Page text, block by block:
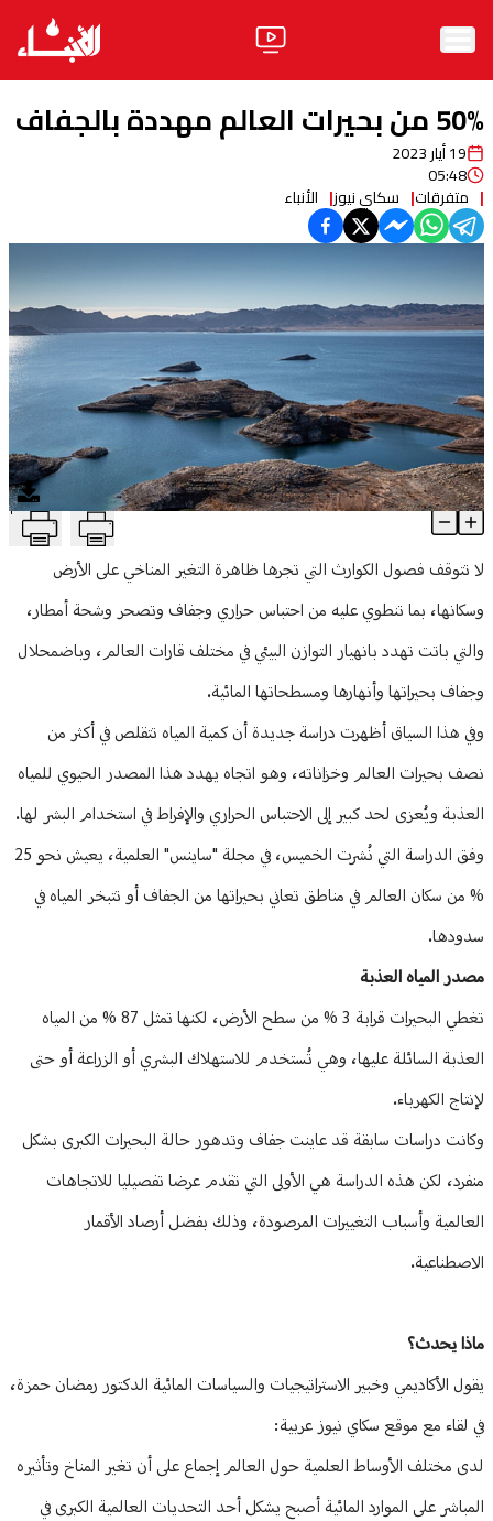
الأخبار
ثقافة ومجتمع
منوعات
آراء
فيديو
مواقف
وليد جنبلاطالحزب
ابحث
50% من بحيرات العالم مهددة بالجفاف
19 أيار 2023
05:48
متفرقات سكاي نيوز الأنباء
50% من بحيرات العالم مهددة بالجفاف T
Article Content
لا تتوقف فصول الكوارث التي تجرها ظاهرة التغير المناخي على الأرض
وسكانها، بما تنطوي عليه من احتباس حراري وجفاف وتصحر وشحة أمطار،
والتي باتت تهدد بانهيار التوازن البيئي في مختلف قارات العالم، وباضمحلال
وجفاف بحيراتها وأنهارها ومسطحاتها المائية.
وفي هذا السياق أظهرت دراسة جديدة أن كمية المياه تتقلص في أكثر من
نصف بحيرات العالم وخزاناته، وهو اتجاه يهدد هذا المصدر الحيوي للمياه
العذبة ويُعزى لحد كبير إلى الاحتباس الحراري والإفراط في استخدام البشر لها.
وفق الدراسة التي نُشرت الخميس، في مجلة "ساينس" العلمية، يعيش نحو 25
% من سكان العالم في مناطق تعاني بحيراتها من الجفاف أو تتبخر المياه في
سدودها.
مصدر المياه العذبة
تغطي البحيرات قرابة 3 % من سطح الأرض، لكنها تمثل 87 % من المياه
العذبة السائلة عليها، وهي تُستخدم للاستهلاك البشري أو الزراعة أو حتى
لإنتاج الكهرباء.
وكانت دراسات سابقة قد عاينت جفاف وتدهور حالة البحيرات الكبرى بشكل
منفرد، لكن هذه الدراسة هي الأولى التي تقدم عرضا تفصيليا للاتجاهات
العالمية وأسباب التغييرات المرصودة، وذلك بفضل أرصاد الأقمار
الاصطناعية.
ماذا يحدث؟
يقول الأكاديمي وخبير الاستراتيجيات والسياسات المائية الدكتور رمضان حمزة،
في لقاء مع موقع سكاي نيوز عربية:
لدى مختلف الأوساط العلمية حول العالم إجماع على أن تغير المناخ وتأثيره
المباشر على الموارد المائية أصبح يشكل أحد التحديات العالمية الكبرى في